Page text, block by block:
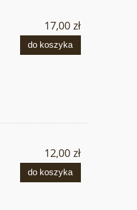
17,00 zł
do koszyka
12,00 zł
do koszyka